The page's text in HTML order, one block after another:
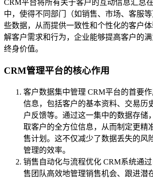
CRM平台将所有关于客户的互动信息汇总
中，使得不同部门（如销售、市场、客服
些数据，从而提供一致性和个性化的客户
解客户需求和行为，企业能够提高客户的
终身价值。
CRM管理平台的核心作用
客户数据集中管理 CRM平台的首要
信息，包括客户的基本资料、交易历
户反馈等。通过这一集中的数据存储
取客户的全方位信息，从而制定更精
售计划。这不仅减少了数据丢失的风
管理的效率。
销售自动化与流程优化 CRM系统通
售团队高效地管理销售机会、跟进潜